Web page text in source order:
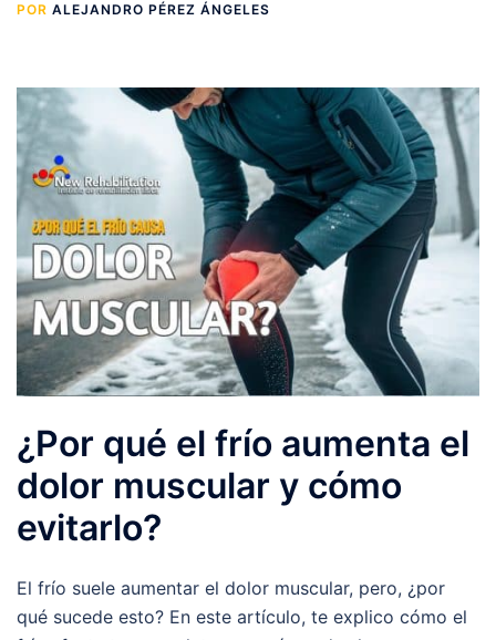
POR ALEJANDRO PÉREZ ÁNGELES
¿Por qué el frío aumenta el
dolor muscular y cómo
evitarlo?
El frío suele aumentar el dolor muscular, pero, ¿por
qué sucede esto? En este artículo, te explico cómo el